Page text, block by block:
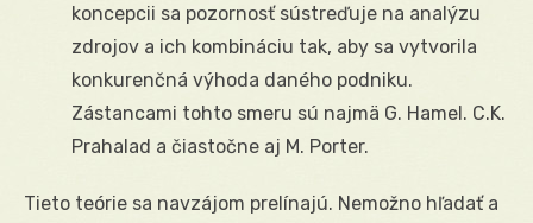
koncepcii sa pozornosť sústreďuje na analýzu
zdrojov a ich kombináciu tak, aby sa vytvorila
konkurenčná výhoda daného podniku.
Zástancami tohto smeru sú najmä G. Hamel. C.K.
Prahalad a čiastočne aj M. Porter.
Tieto teórie sa navzájom prelínajú. Nemožno hľadať a